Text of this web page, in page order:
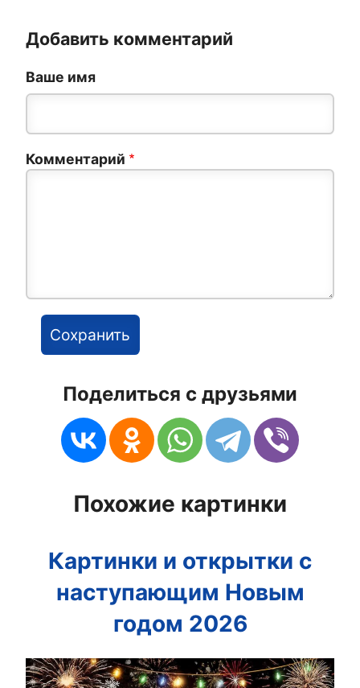
Добавить комментарий
Ваше имя
Комментарий
Поделиться с друзьями
Похожие картинки
Картинки и открытки с
наступающим Новым
годом 2026